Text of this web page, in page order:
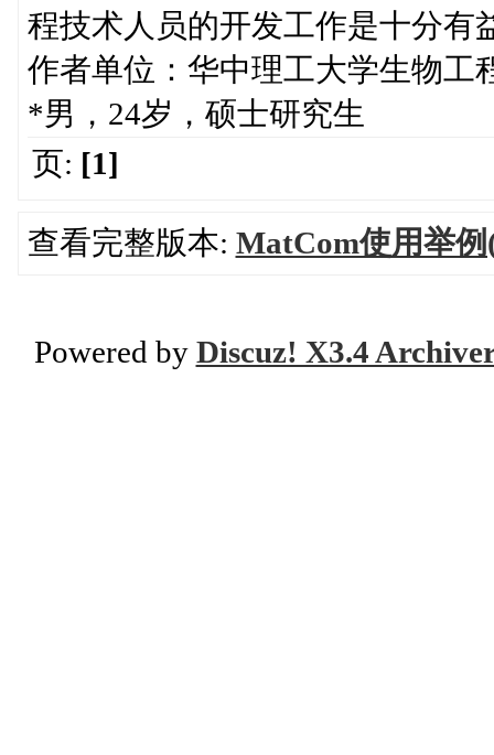
程技术人员的开发工作是十分有
作者单位：华中理工大学生物工
*男，24岁，硕士研究生
页: [1]
查看完整版本: MatCom使用举
Powered by Discuz! X3.4